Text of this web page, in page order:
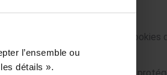
l’ensemble ou
détails ».
de configuration des cookies